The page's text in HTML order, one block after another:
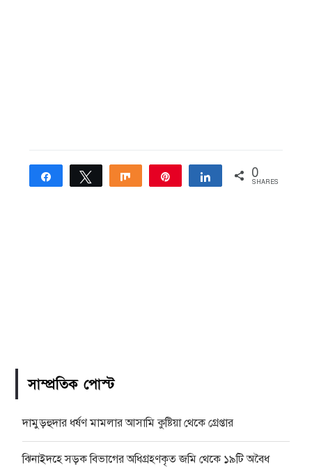
Share Tweet Share Share 0
SHARES
সাম্প্রতিক পোস্ট
দামুড়হুদার ধর্ষণ মামলার আসামি কুষ্টিয়া থেকে গ্রেপ্তার
ঝিনাইদহে সড়ক বিভাগের অধিগ্রহণকৃত জমি থেকে ১৯টি অবৈধ